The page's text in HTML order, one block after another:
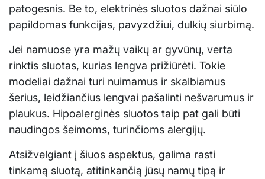
patogesnis. Be to, elektrinės sluotos dažnai siūlo
papildomas funkcijas, pavyzdžiui, dulkių siurbimą.
Jei namuose yra mažų vaikų ar gyvūnų, verta
rinktis sluotas, kurias lengva prižiūrėti. Tokie
modeliai dažnai turi nuimamus ir skalbiamus
šerius, leidžiančius lengvai pašalinti nešvarumus ir
plaukus. Hipoalerginės sluotos taip pat gali būti
naudingos šeimoms, turinčioms alergijų.
Atsižvelgiant į šiuos aspektus, galima rasti
tinkamą sluotą, atitinkančią jūsų namų tipą ir